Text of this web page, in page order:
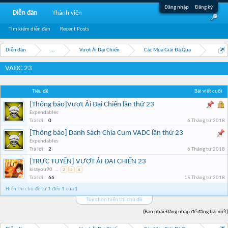
Đăng nhập Đăng ký
Diễn đàn ... Vượt Ải Đại Chiến Các Mùa Giải Đã Qua
VAĐC 23
Tiêu đề Bài viết cuối
[Thông báo]Vượt Ải Đại Chiến lần thứ 23
Expendables
Trả lời:
0 6 Tháng tư 2018
[Thông báo] Danh Sách Chia Cum VADC lần thứ 23
Expendables
Trả lời:
2 6 Tháng tư 2018
[TRỰC TUYẾN] VƯỢT ẢI ĐẠI CHIẾN 23
kissyou90 ... 2 3 4
Trả lời: 66
15 Tháng tư 2018
Hiển thị chủ đề từ 1 đến 1 của 1
Tùy chọn hiển thị chủ đề
(Bạn phải Đăng nhập để đăng bài viết)
Diễn đàn
Tìm kiếm diễn đàn Recent Posts
Thành viên